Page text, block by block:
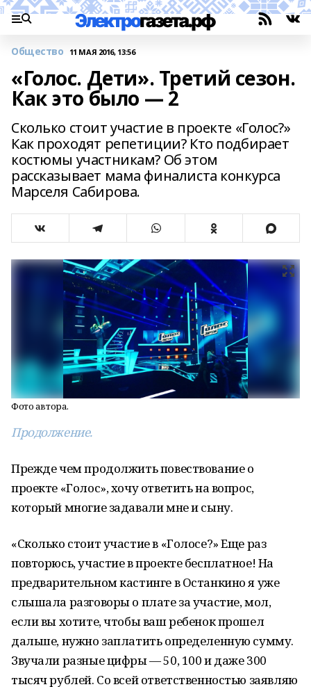
Общество 11 МАЯ 2016, 13:56
«Голос. Дети». Третий сезон.
Как это было — 2
Сколько стоит участие в проекте «Голос?»
Как проходят репетиции? Кто подбирает
костюмы участникам? Об этом
рассказывает мама финалиста конкурса
Марселя Сабирова.
Фото автора.
Продолжение.
Прежде чем продолжить повествование о
проекте «Голос», хочу ответить на вопрос,
который многие задавали мне и сыну.
«Сколько стоит участие в «Голосе?» Еще раз
повторюсь, участие в проекте бесплатное! На
предварительном кастинге в Останкино я уже
слышала разговоры о плате за участие, мол,
если вы хотите, чтобы ваш ребенок прошел
дальше, нужно заплатить определенную сумму.
Звучали разные цифры — 50, 100 и даже 300
тысяч рублей. Со всей ответственностью заявляю